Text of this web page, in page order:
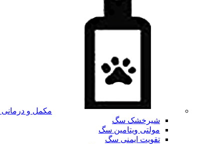
مکمل و
شیرخشک سگ
مولتی ویتامین سگ
تقویت ایمنی سگ